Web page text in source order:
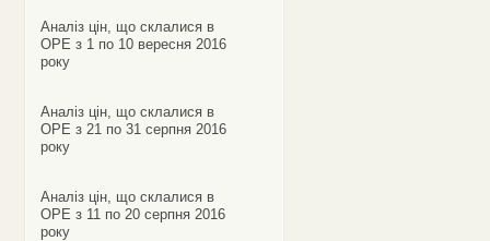
Аналіз цін, що склалися в
ОРЕ з 1 по 10 вересня 2016
року
Аналіз цін, що склалися в
ОРЕ з 21 по 31 серпня 2016
року
Аналіз цін, що склалися в
ОРЕ з 11 по 20 серпня 2016
року